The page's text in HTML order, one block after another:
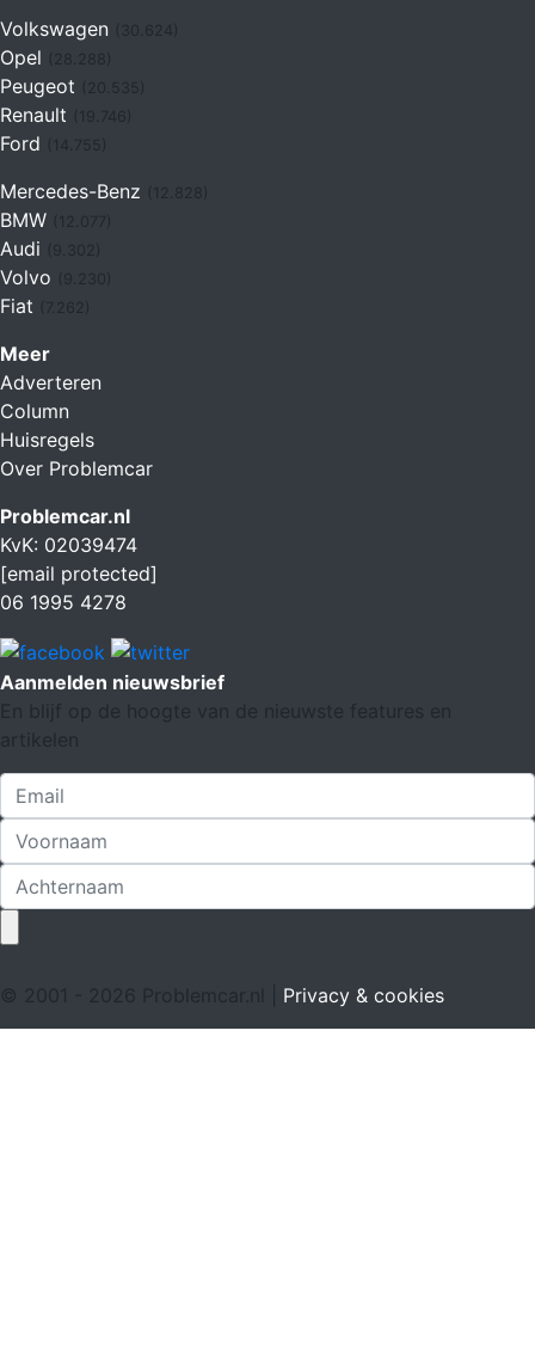
Volkswagen (30.624)
Opel (28.288)
Peugeot (20.535)
Renault (19.746)
Ford (14.755)
Mercedes-Benz (12.828)
BMW (12.077)
Audi (9.302)
Volvo (9.230)
Fiat (7.262)
Meer
Adverteren
Column
Huisregels
Over Problemcar
Problemcar.nl
KvK: 02039474
[email protected]
06 1995 4278
Aanmelden nieuwsbrief
En blijf op de hoogte van de nieuwste features en
artikelen
© 2001 - 2026 Problemcar.nl | Privacy & cookies